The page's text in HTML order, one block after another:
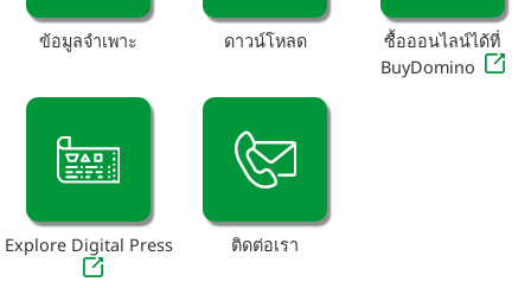
ข้อมูลจำเพาะ ดาวน์โหลด
ซื้อออนไลน์ได้ที่
BuyDomino
Explore Digital Press ติดต่อเรา